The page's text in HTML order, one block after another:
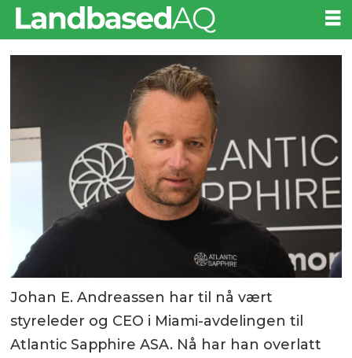
Johan E. Andreassen har til nå vært
styreleder og CEO i Miami-avdelingen til
Atlantic Sapphire ASA. Nå har han overlatt